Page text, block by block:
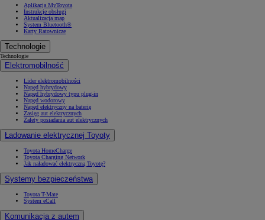
Aplikacja MyToyota
Instrukcje obsługi
Aktualizacja map
System Bluetooth®
Karty Ratownicze
Technologie
Technologie
Elektromobilność
Lider elektromobilności
Napęd hybrydowy
Napęd hybrydowy typu plug-in
Napęd wodorowy
Napęd elektryczny na baterię
Zasięg aut elektrycznych
Zalety posiadania aut elektrycznych
Ładowanie elektrycznej Toyoty
Toyota HomeCharge
Toyota Charging Network
Jak naładować elektryczną Toyotę?
Systemy bezpieczeństwa
Toyota T-Mate
System eCall
Komunikacja z autem